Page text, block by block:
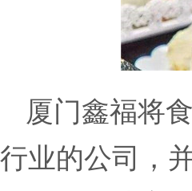
厦门鑫福将
行业的公司，